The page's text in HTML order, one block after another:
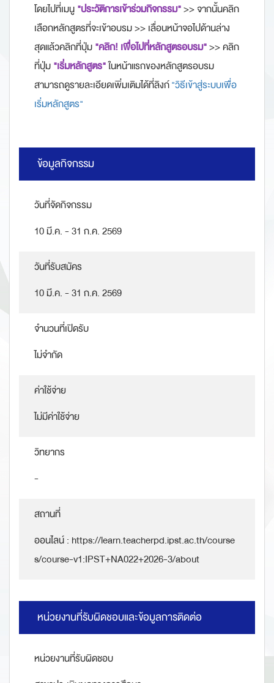
โดยไปที่เมนู"ประวัติการเข้าร่วมกิจกรรม">> จากนั้นคลิก
เลือกหลักสูตรที่จะเข้าอบรม >> เลื่อนหน้าจอไปด้านล่าง
สุดแล้วคลิกที่ปุ่ม"คลิก! เพื่อไปที่หลักสูตรอบรม">> คลิก
ที่ปุ่ม"เริ่มหลักสูตร"ในหน้าแรกของหลักสูตรอบรม
สามารถดูรายละเอียดเพิ่มเติมได้ที่ลิงก์"วิธีเข้าสู่ระบบเพื่อ
เริ่มหลักสูตร"
ข้อมูลกิจกรรม
วันที่จัดกิจกรรม
10 มี.ค. - 31 ก.ค. 2569
วันที่รับสมัคร
10 มี.ค. - 31 ก.ค. 2569
จำนวนที่เปิดรับ
ไม่จำกัด
ค่าใช้จ่าย
ไม่มีค่าใช้จ่าย
วิทยากร
-
สถานที่
ออนไลน์ : https://learn.teacherpd.ipst.ac.th/course
s/course-v1:IPST+NA022+2026-3/about
หน่วยงานที่รับผิดชอบและข้อมูลการติดต่อ
หน่วยงานที่รับผิดชอบ